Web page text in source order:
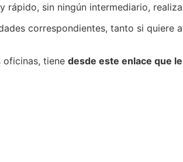
sin ningún intermediario,
correspondientes, tanto si quiere
oficinas, tiene desde este enlace que